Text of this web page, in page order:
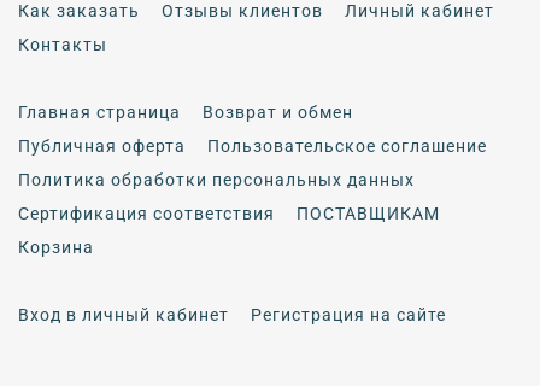
Как заказать
Отзывы клиентов
Личный кабинет
Контакты
Главная страница
Возврат и обмен
Публичная оферта
Пользовательское соглашение
Политика обработки персональных данных
Сертификация соответствия
ПОСТАВЩИКАМ
Корзина
Вход в личный кабинет Регистрация на сайте